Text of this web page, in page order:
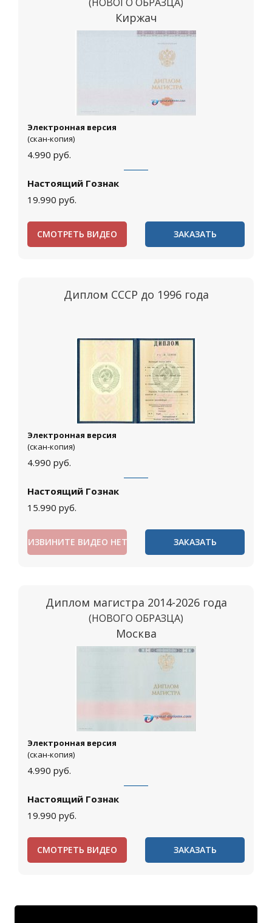
Киржач
Электронная версия
(скан-копия)
4.990 руб.
Настоящий Гознак
19.990 руб.
СМОТРЕТЬ ВИДЕО ЗАКАЗАТЬ
Диплом СССР до 1996 года
Электронная версия
(скан-копия)
4.990 руб.
Настоящий Гознак
15.990 руб.
ИЗВИНИТЕ ВИДЕО НЕТ ЗАКАЗАТЬ
Диплом магистра 2014-2026 года
(НОВОГО ОБРАЗЦА)
Москва
Электронная версия
(скан-копия)
4.990 руб.
Настоящий Гознак
19.990 руб.
СМОТРЕТЬ ВИДЕО ЗАКАЗАТЬ